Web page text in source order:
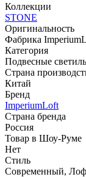
Коллекции
STONE
Оригинальность
Фабрика
Категория
Подвесные
Страна
Китай
Бренд
ImperiumLoft
Страна бренда
Россия
Товар в Шоу-Руме
Нет
Стиль
Современный,